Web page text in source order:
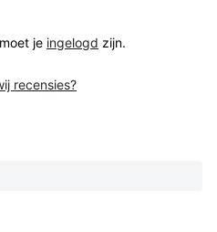
je ingelogd zijn.
recensies?